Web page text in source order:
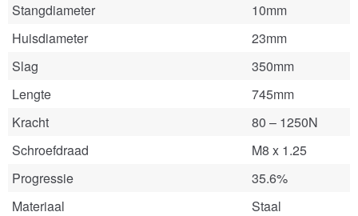
Stangdiameter
10mm
Huisdiameter
23mm
Slag
350mm
Lengte
745mm
Kracht
80 – 1250N
Schroefdraad
M8 x 1.25
Progressie
35.6%
Materiaal
Staal